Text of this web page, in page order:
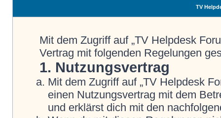
TV
Mit dem Zugriff auf „TV Helpdesk
Vertrag mit folgenden Regelungen
1. Nutzungsvertrag
Mit dem Zugriff auf „TV Helpdesk
einen Nutzungsvertrag mit dem
und erklärst dich mit den